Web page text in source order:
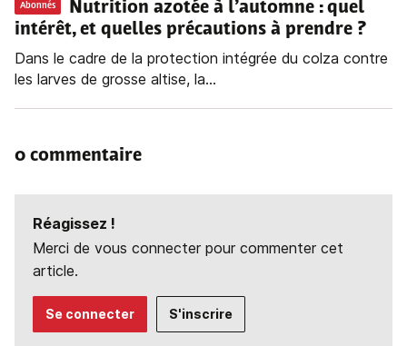
Abonnés
Nutrition azotée à l’automne : quel
intérêt, et quelles précautions à prendre ?
Dans le cadre de la protection intégrée du colza contre
les larves de grosse altise, la...
0 commentaire
Réagissez !
Merci de vous connecter pour commenter cet
article.
Se connecter S'inscrire